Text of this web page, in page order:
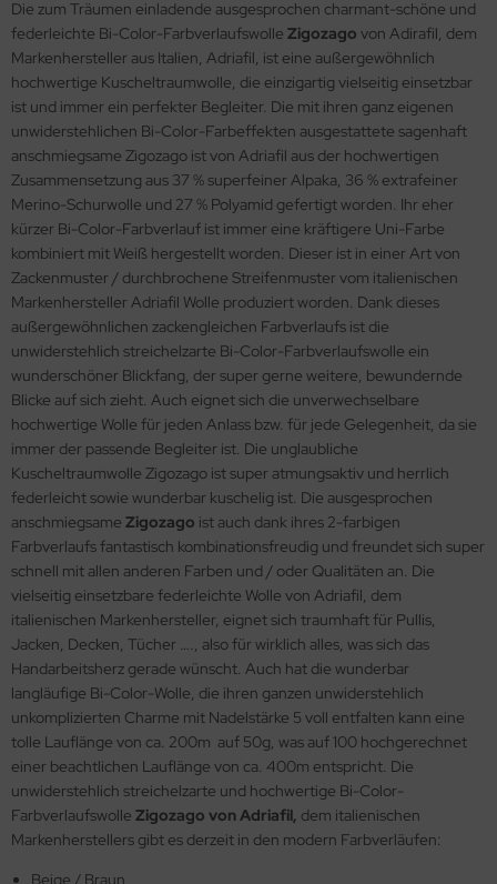
Die zum Träumen einladende ausgesprochen charmant-schöne und
federleichte Bi-Color-Farbverlaufswolle Zigozago von Adirafil, dem
Markenhersteller aus Italien, Adriafil, ist eine außergewöhnlich
hochwertige Kuscheltraumwolle, die einzigartig vielseitig einsetzbar
ist und immer ein perfekter Begleiter. Die mit ihren ganz eigenen
unwiderstehlichen Bi-Color-Farbeffekten ausgestattete sagenhaft
anschmiegsame Zigozago ist von Adriafil aus der hochwertigen
Zusammensetzung aus 37 % superfeiner Alpaka, 36 % extrafeiner
Merino-Schurwolle und 27 % Polyamid gefertigt worden. Ihr eher
kürzer Bi-Color-Farbverlauf ist immer eine kräftigere Uni-Farbe
kombiniert mit Weiß hergestellt worden. Dieser ist in einer Art von
Zackenmuster / durchbrochene Streifenmuster vom italienischen
Markenhersteller Adriafil Wolle produziert worden. Dank dieses
außergewöhnlichen zackengleichen Farbverlaufs ist die
unwiderstehlich streichelzarte Bi-Color-Farbverlaufswolle ein
wunderschöner Blickfang, der super gerne weitere, bewundernde
Blicke auf sich zieht. Auch eignet sich die unverwechselbare
hochwertige Wolle für jeden Anlass bzw. für jede Gelegenheit, da sie
immer der passende Begleiter ist. Die unglaubliche
Kuscheltraumwolle Zigozago ist super atmungsaktiv und herrlich
federleicht sowie wunderbar kuschelig ist. Die ausgesprochen
anschmiegsame Zigozago ist auch dank ihres 2-farbigen
Farbverlaufs fantastisch kombinationsfreudig und freundet sich super
schnell mit allen anderen Farben und / oder Qualitäten an. Die
vielseitig einsetzbare federleichte Wolle von Adriafil, dem
italienischen Markenhersteller, eignet sich traumhaft für Pullis,
Jacken, Decken, Tücher …., also für wirklich alles, was sich das
Handarbeitsherz gerade wünscht. Auch hat die wunderbar
langläufige Bi-Color-Wolle, die ihren ganzen unwiderstehlich
unkomplizierten Charme mit Nadelstärke 5 voll entfalten kann eine
tolle Lauflänge von ca. 200m auf 50g, was auf 100 hochgerechnet
einer beachtlichen Lauflänge von ca. 400m entspricht. Die
unwiderstehlich streichelzarte und hochwertige Bi-Color-
Farbverlaufswolle Zigozago von Adriafil, dem italienischen
Markenherstellers gibt es derzeit in den modern Farbverläufen: